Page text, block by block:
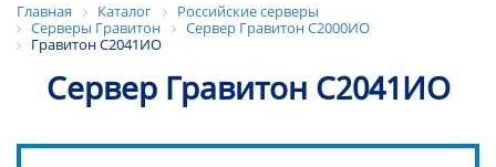
Главная Каталог
Российские серверы
Серверы Гравитон
Сервер Гравитон С2000ИО
Гравитон С2041ИО
Сервер Гравитон С2041ИО